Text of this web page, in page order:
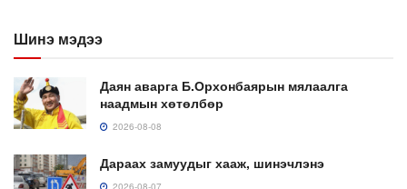
Шинэ мэдээ
Даян аварга Б.Орхонбаярын мялаалга
наадмын хөтөлбөр
2026-08-08
Дараах замуудыг хааж, шинэчлэнэ